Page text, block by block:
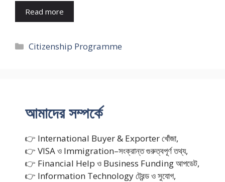
Read more
Categories
Citizenship Programme
আমাদের সম্পর্কে
👉 International Buyer & Exporter খোঁজা,
👉 VISA ও Immigration–সংক্রান্ত গুরুত্বপূর্ণ তথ্য,
👉 Financial Help ও Business Funding আপডেট,
👉 Information Technology ট্রেন্ড ও সুযোগ,